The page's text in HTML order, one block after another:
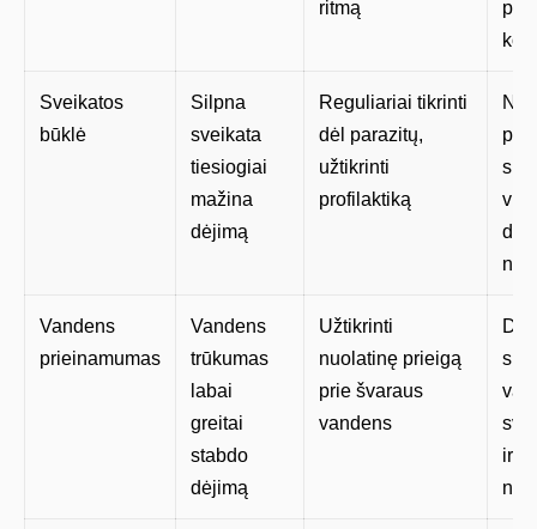
ritmą
Sveikatos
būklė
Silpna
sveikata
tiesiogiai
mažina
dėjimą
Reguliariai tikrinti
dėl parazitų,
užtikrinti
profilaktiką
Vandens
prieinamumas
Vandens
trūkumas
labai
greitai
stabdo
dėjimą
Užtikrinti
nuolatinę prieigą
prie švaraus
vandens
ir